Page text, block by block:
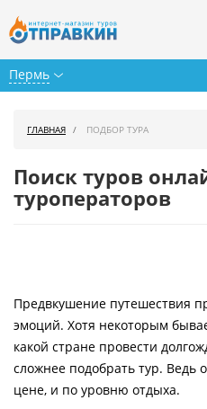
Пермь
Горящие туры
Страны
Как купить
ГЛАВНАЯ ПОДБОР ТУРА
Поиск туров
туроператоров
Предвкушение путешествия
эмоций. Хотя некоторым
какой стране провести
сложнее подобрать тур. Ведь
цене, и по уровню отдыха.